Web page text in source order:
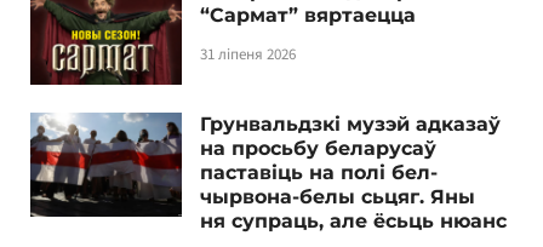
“Сармат” вяртаецца
31 ліпеня 2026
Грунвальдзкі музэй адказаў
на просьбу беларусаў
паставіць на полі бел-
чырвона-белы сьцяг. Яны
ня супраць, але ёсьць нюанс